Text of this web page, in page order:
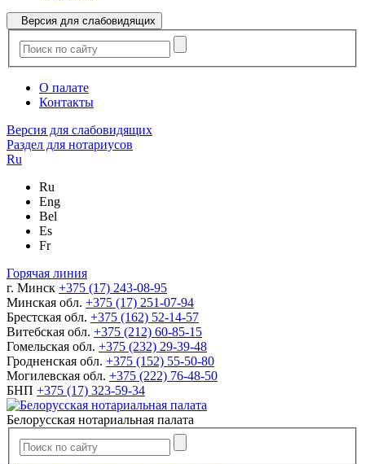
Версия для слабовидящих
О палате
Контакты
Версия для слабовидящих
Раздел для нотариусов
Ru
Ru
Eng
Bel
Es
Fr
Горячая линия
г. Минск +375 (17) 243-08-95
Минская обл. +375 (17) 251-07-94
Брестская обл. +375 (162) 52-14-57
Витебская обл. +375 (212) 60-85-15
Гомельская обл. +375 (232) 29-39-48
Гродненская обл. +375 (152) 55-50-80
Могилевская обл. +375 (222) 76-48-50
БНП +375 (17) 323-59-34
Белорусская нотариальная палата